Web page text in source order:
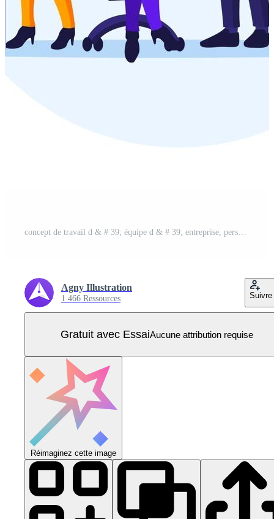
concept de travail d & # 39; équipe d & # 39; entreprise, personnes travaillant en réunion de table Vecteur Pro
Agny Illustration
1 466 Ressources Suivre
Gratuit avec EssaiAucune attribution requise
Réimaginez cette image